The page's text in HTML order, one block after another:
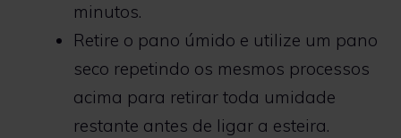
minutos.
Retire o pano úmido e utilize um pano
seco repetindo os mesmos processos
acima para retirar toda umidade
restante antes de ligar a esteira.